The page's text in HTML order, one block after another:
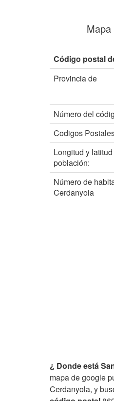
Código postal
Provincia de
Número del
Codigos
Longitud y
población:
Número de
Cerdanyola
¿ Donde está
mapa de google
Cerdanyola, y